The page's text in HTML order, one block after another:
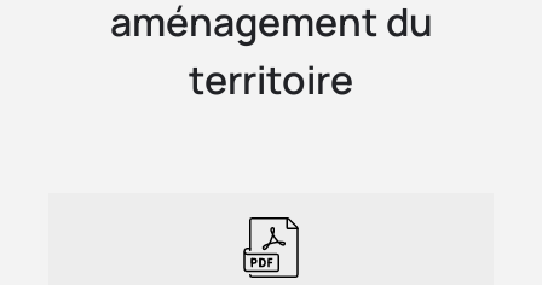
aménagement du
territoire